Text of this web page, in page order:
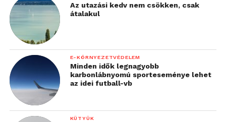
Az utazási kedv nem csökken, csak
átalakul
E-KÖRNYEZETVÉDELEM
Minden idők legnagyobb
karbonlábnyomú sporteseménye lehet
az idei futball-vb
KÜTYÜK